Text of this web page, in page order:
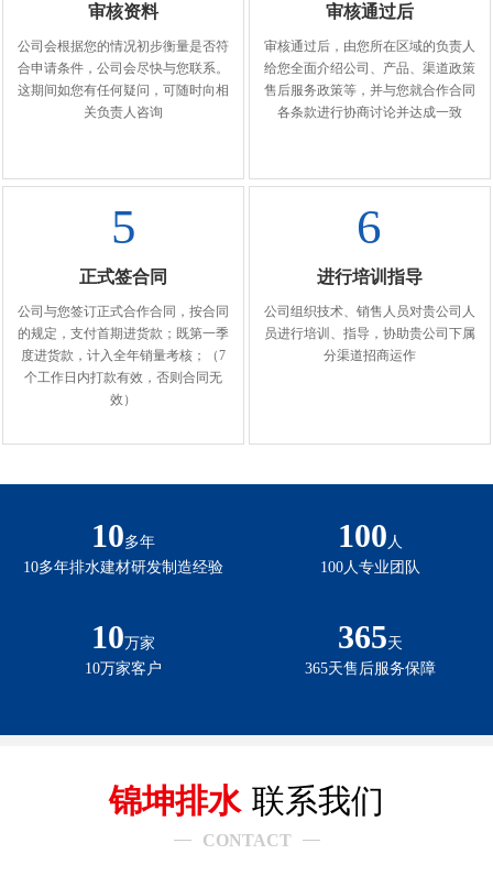
审核资料
公司会根据您的情况初步衡量是否符
合申请条件，公司会尽快与您联系。
这期间如您有任何疑问，可随时向相
关负责人咨询
审核通过后
审核通过后，由您所在区域的负责人
给您全面介绍公司、产品、渠道政策
售后服务政策等，并与您就合作合同
各条款进行协商讨论并达成一致
5
正式签合同
公司与您签订正式合作合同，按合同
的规定，支付首期进货款；既第一季
度进货款，计入全年销量考核；（7
个工作日内打款有效，否则合同无
效）
6
进行培训指导
公司组织技术、销售人员对贵公司人
员进行培训、指导，协助贵公司下属
分渠道招商运作
10多年
10多年排水建材研发制造经验
100 人
100人专业团队
10万家
10万家客户
365天
365天售后服务保障
锦坤排水 联系我们
CONTACT